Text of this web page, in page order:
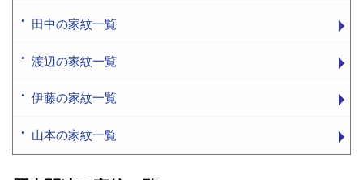
田中の家紋一覧
渡辺の家紋一覧
伊藤の家紋一覧
山本の家紋一覧